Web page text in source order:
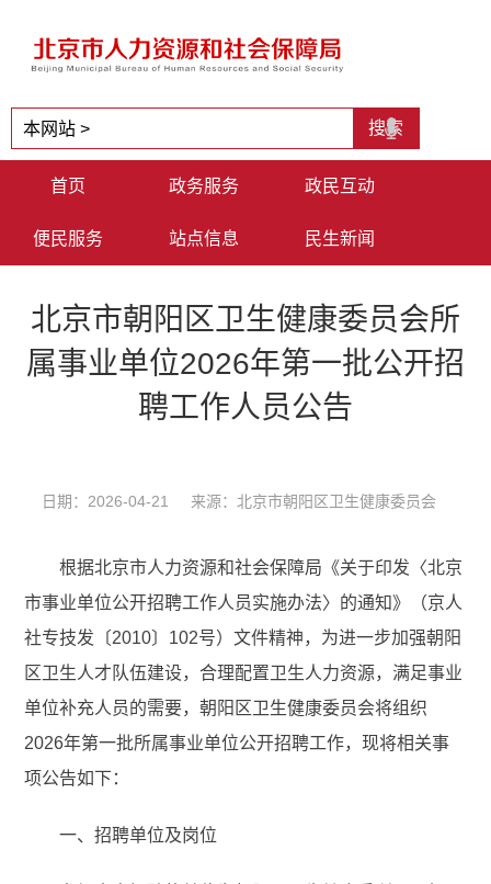
首页 政务服务 政民互动
便民服务 站点信息 民生新闻
北京市朝阳区卫生健康委员会所
属事业单位2026年第一批公开招
聘工作人员公告
日期：2026-04-21 来源：北京市朝阳区卫生健康委员会
根据北京市人力资源和社会保障局《关于印发〈北京
市事业单位公开招聘工作人员实施办法〉的通知》（京人
社专技发〔2010〕102号）文件精神，为进一步加强朝阳
区卫生人才队伍建设，合理配置卫生人力资源，满足事业
单位补充人员的需要，朝阳区卫生健康委员会将组织
2026年第一批所属事业单位公开招聘工作，现将相关事
项公告如下：
一、招聘单位及岗位